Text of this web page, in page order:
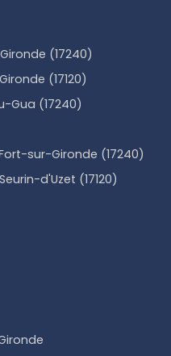
(17240)
(17120)
Gua (17240)
sur-Gironde (17240)
d'Uzet (17120)